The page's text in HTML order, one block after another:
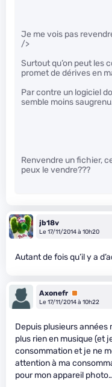
Je me vois pas
/>
Surtout qu’on peut les
promet de dérives en
Par contre un logiciel
semble moins
Renvendre un fichier,
peux le vendre???
jb18v
Le 17/11/2014 à 10h20
Autant de fois qu’il y a
Axonefr Premium
Le 17/11/2014 à 10h22
Depuis plusieurs années
plus rien en musique (et
consommation et je ne
attention à ma
pour mon appareil